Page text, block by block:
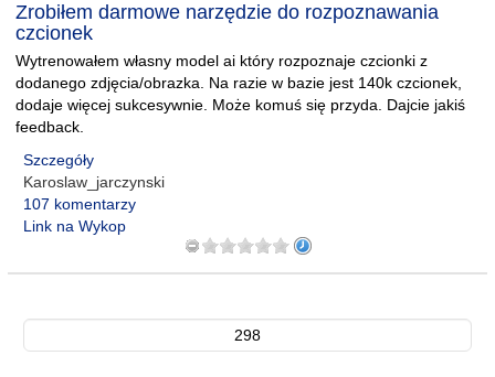
Zrobiłem darmowe narzędzie do rozpoznawania
czcionek
Wytrenowałem własny model ai który rozpoznaje czcionki z
dodanego zdjęcia/obrazka. Na razie w bazie jest 140k czcionek,
dodaje więcej sukcesywnie. Może komuś się przyda. Dajcie jakiś
feedback.
Szczegóły
Karoslaw_jarczynski
107 komentarzy
Link na Wykop
298